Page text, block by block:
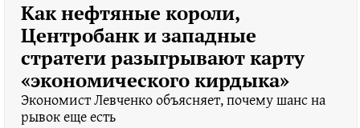
Как нефтяные короли,
Центробанк и западные
стратеги разыгрывают карту
«экономического кирдыка»
Экономист Левченко объясняет, почему шанс на
рывок еще есть